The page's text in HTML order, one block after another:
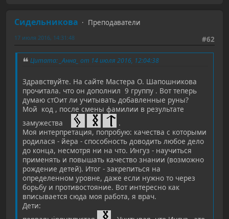
Сидельникова
Преподаватели
#62
17 июля 2016, 14:31:48
Цитата: _Анна_ от 14 июля 2016, 12:04:38
Здравствуйте. На сайте Мастера О. Шапошникова
прочитала. что он дополнил 9 группу . Вот теперь
думаю стОит ли учитывать добавленные руны?
Мой код , после смены фамилии в результате
замужества
.
Моя интерпретация, попробую: качества с которыми
родилася - йера - способность доводить любое дело
до конца, несмотря ни на что. Ингуз - научиться
применять и повышать качество знании (возможно
рождение детей). Итог - закрепиться на
определенном уровне, даже если нужно то через
борьбу и противостояние. Вот интересно как
вписывается сюда моя работа, я врач.
Дети: